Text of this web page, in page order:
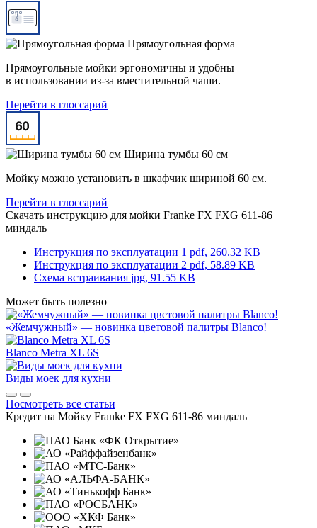
Прямоугольная форма
Прямоугольные мойки эргономичны и удобны
в использовании из-за вместительной чаши.
Перейти в глоссарий
Ширина тумбы 60 см
Мойку можно установить в шкафчик шириной 60 см.
Перейти в глоссарий
Скачать инструкцию для мойки Franke FX FXG 611-86
миндаль
Инструкция по эксплуатации 1 pdf, 260.32 KB
Инструкция по эксплуатации 2 pdf, 58.89 KB
Схема встраивания jpg, 91.55 KB
Может быть полезно
«Жемчужный» — новинка цветовой палитры Blanco!
Blanco Metra XL 6S
Виды моек для кухни
Посмотреть все статьи
Кредит на Мойку Franke FX FXG 611-86 миндаль